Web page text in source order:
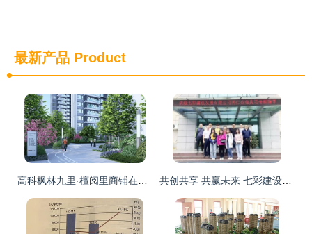
最新产品 Product
高科枫林九里·檀阅里商铺在售 开发商实力与买房攻略全解析 共创共享 共赢未来 七彩建设嘉宾走进巴德士成都工厂，开启行业协同新篇章